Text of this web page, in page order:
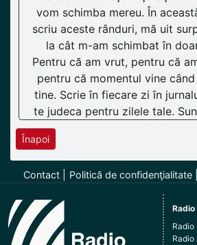
vom schimba mereu. În
scriu aceste rânduri, mă uit
la cât m-am schimbat în
Pentru că am vrut, pentru că
pentru că momentul vine
tine. Scrie în fiecare zi în
te judeca pentru zilele tale.
Înapoi
Contact Politică de confidenţialitate
Radio